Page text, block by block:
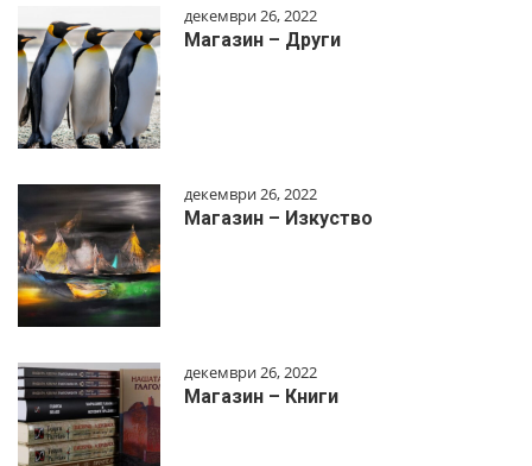
декември 26, 2022
Магазин – Други
декември 26, 2022
Магазин – Изкуство
декември 26, 2022
Магазин – Книги